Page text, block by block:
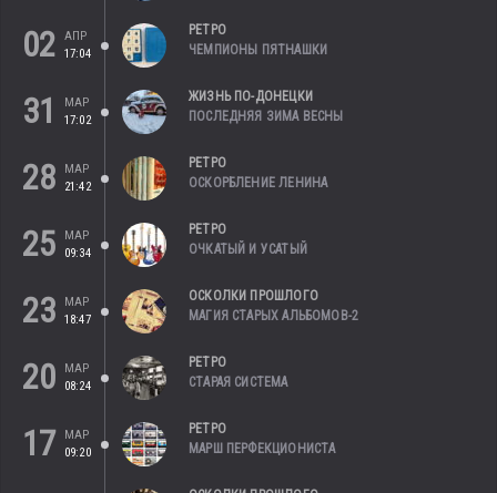
02
АПР
17:04
РЕТРО
ЧЕМПИОНЫ ПЯТНАШКИ
31
МАР
17:02
ЖИЗНЬ ПО-ДОНЕЦКИ
ПОСЛЕДНЯЯ ЗИМА ВЕСНЫ
28
МАР
21:42
РЕТРО
ОСКОРБЛЕНИЕ ЛЕНИНА
25
МАР
09:34
РЕТРО
ОЧКАТЫЙ И УСАТЫЙ
23
МАР
18:47
ОСКОЛКИ ПРОШЛОГО
МАГИЯ СТАРЫХ АЛЬБОМОВ-2
20
МАР
08:24
РЕТРО
СТАРАЯ СИСТЕМА
17
МАР
09:20
РЕТРО
МАРШ ПЕРФЕКЦИОНИСТА